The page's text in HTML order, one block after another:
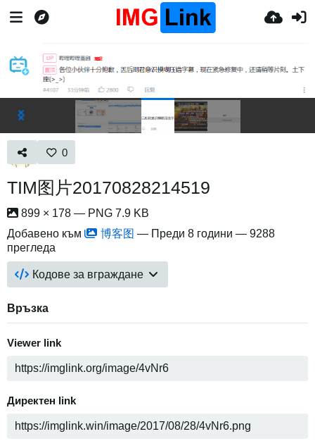
0
TIM图片20170828214519
899 × 178 — PNG 7.9 KB
Добавено към
博客图 — Преди 8 години — 9288
прегледа
Кодове за вграждане
Връзка
Viewer link
Директен link